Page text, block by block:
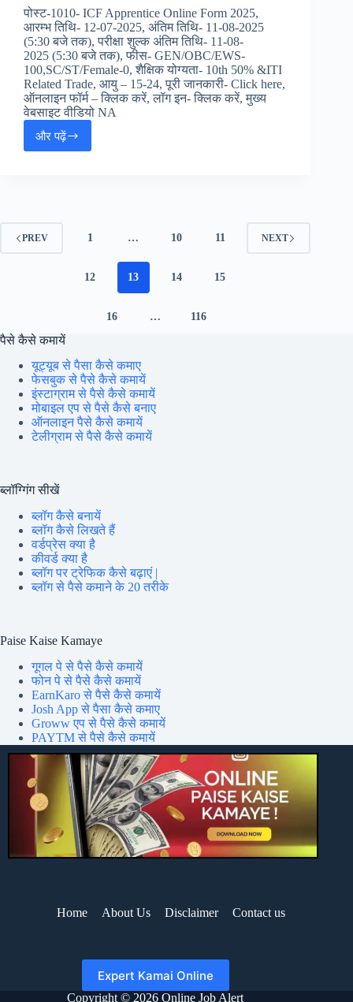
अपरेंटिस
जॉब
अलर्ट
पोस्ट-1010- ICF Apprentice Online Form 2025,
आरम्भ तिथि- 12-07-2025, अंतिम तिथि- 11-08-2025
(5:30 बजे तक), परीक्षा शुल्क अंतिम तिथि- 11-08-
2025 (5:30 बजे तक), फीस- GEN/OBC/EWS-
100,SC/ST/Female-0, शैक्षिक योग्यता- 10th 50% &ITI
Related Trade, आयु – 15-24, पूरी जानकारी- Click here,
ऑनलाइन फॉर्म – क्लिक करें, लॉग इन- क्लिक करें, मुख्य
वेबसाइट वीडियो NA
और पढ़ेंICF
इंटीग्रल
अपरेंटिस
PREV 1 … 10 11
12 13 14 15
16 … 116
NEXT
पैसे कैसे कमायें
यूट्यूब से पैसा कैसे कमाए
फेसबुक से पैसे कैसे कमायें
इंस्टाग्राम से पैसे कैसे कमायें
मोबाइल एप से पैसे कैसे बनाए
ऑनलाइन पैसे कैसे कमायें
टेलीग्राम से पैसे कैसे कमायें
ब्लॉग्गिंग सीखें
ब्लॉग कैसे बनायें
ब्लॉग कैसे लिखते हैं
वर्डप्रेस क्या है
कीवर्ड क्या है
ब्लॉग पर ट्रेफिक कैसे बढ़ाएं |
ब्लॉग से पैसे कमाने के 20 तरीके
Paise Kaise Kamaye
गूगल पे से पैसे कैसे कमायें
फोन पे से पैसे कैसे कमायें
EarnKaro से पैसे कैसे कमायें
Josh App से पैसा कैसे कमाए
Groww एप से पैसे कैसे कमायें
PAYTM से पैसे कैसे कमायें
Home About Us Disclaimer Contact us
Expert Kamai Online
Copyright © 2026 Online Job Alert